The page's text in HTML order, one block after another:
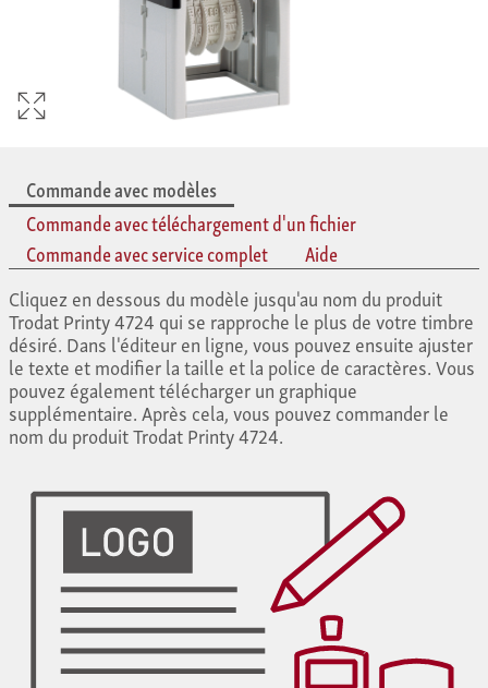
Commande avec modèles
Commande avec téléchargement d'un fichier
Commande avec service complet
Aide
Cliquez en dessous du modèle jusqu'au nom du produit
Trodat Printy 4724 qui se rapproche le plus de votre timbre
désiré. Dans l'éditeur en ligne, vous pouvez ensuite ajuster
le texte et modifier la taille et la police de caractères. Vous
pouvez également télécharger un graphique
supplémentaire. Après cela, vous pouvez commander le
nom du produit Trodat Printy 4724.